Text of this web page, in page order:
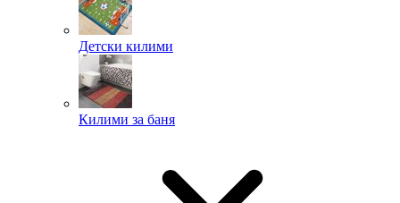
Детски килими
Килими за баня